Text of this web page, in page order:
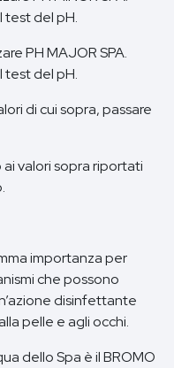
test del pH.
PH MAJOR SPA.
test del pH.
di cui sopra, passare
valori sopra riportati
importanza per
che possono
disinfettante
pelle e agli occhi.
dello Spa è il BROMO